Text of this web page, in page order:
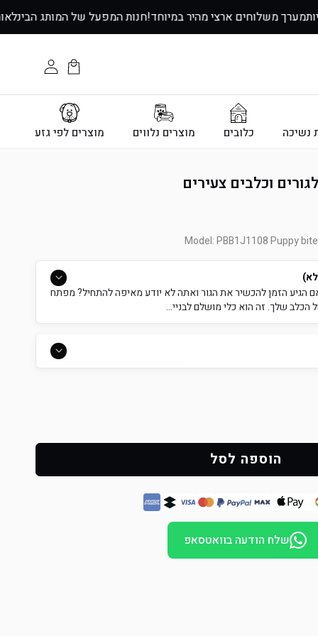
מערך משלוחים ארצי מהיר במיוחד!חנות המפעל של המותג
עגלת
הקניות
התחבר
נשיכה כלובים מוצרים נלווים מוצרים לפי גזע
וכלבים צעירים
Model: PBB1J1108 Puppy
הגיע הזמן להכשיר את הגור ואתה לא יודע מאיפה להתחיל? מפתח
הכלב שלך. זה הוא כלי מושלם לבניי...
הוספה לסל
שלח הודעה בוואטסאפ